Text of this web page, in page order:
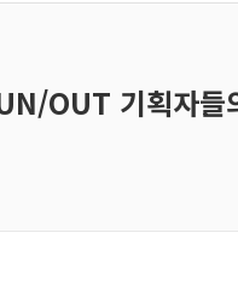
OUT 기획자들